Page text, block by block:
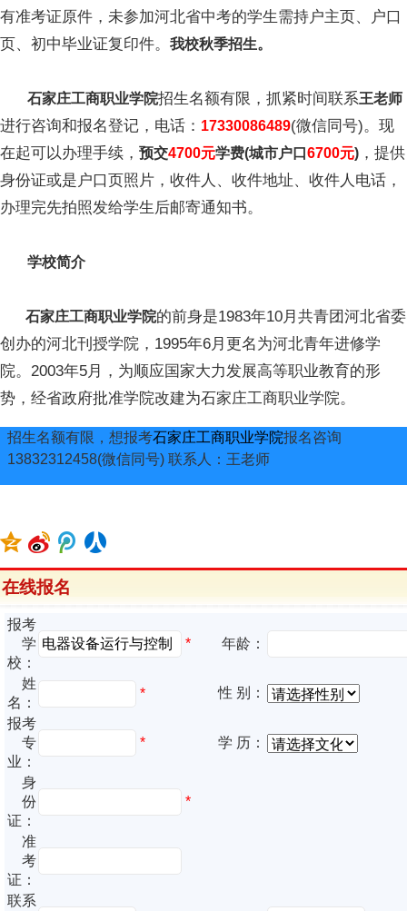
有准考证原件，未参加河北省中考的学生需持户主页、户口
页、初中毕业证复印件。 我校秋季招生。
石家庄工商职业学院招生名额有限，抓紧时间联系王老师
进行咨询和报名登记，电话： 17330086489(微信同号)。现
在起可以办理手续， 预交4700元学费(城市户口 6700元) ，提供
身份证或是户口页照片，收件人、收件地址、收件人电话，
办理完先拍照发给学生后邮寄通知书。
学校简介
石家庄工商职业学院的前身是1983年10月共青团河北省委
创办的河北刊授学院，1995年6月更名为河北青年进修学
院。2003年5月，为顺应国家大力发展高等职业教育的形
势，经省政府批准学院改建为石家庄工商职业学院。
招生名额有限，想报考石家庄工商职业学院报名咨询
13832312458(微信同号) 联系人：王老师
在线报名
报考
学
校：
* 年龄：
姓
名：
*
性 别：
报考
专
业：
* 学 历：
身
份
证：
*
准
考
证：
联系